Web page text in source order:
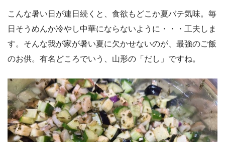
こんな暑い日が連日続くと、食欲もどこか夏バテ気味。毎
日そうめんか冷やし中華にならないように・・・工夫しま
す。そんな我が家が暑い夏に欠かせないのが、最強のご飯
のお供。有名どころでいう、山形の「だし」ですね。